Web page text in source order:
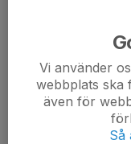
Vi använder
webbplats ska
även för
Så